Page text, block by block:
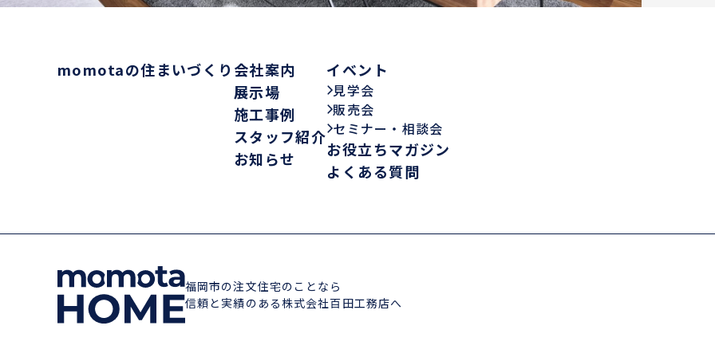
momotaの住まいづくり 会社案内
展示場
施工事例
スタッフ紹介
お知らせ
イベント
見学会
販売会
セミナー・相談会
お役立ちマガジン
よくある質問
福岡市の注文住宅のことなら
信頼と実績のある株式会社百田工務店へ